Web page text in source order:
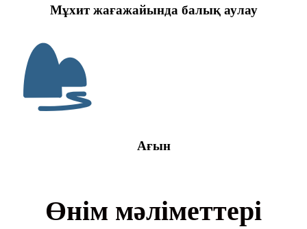
Мұхит жағажайында балық аулау
Ағын
Өнім мәліметтері